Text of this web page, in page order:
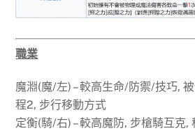
職業
魔淵(魔/左) – 較高生命/防禦/技巧,
程2, 步行移動方式
定衡(騎/右) – 較高魔防, 步槍騎互克,